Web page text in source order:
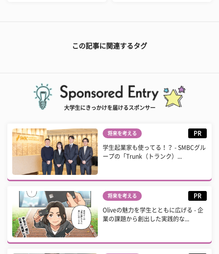
この記事に関連するタグ
大学生にきっかけを届けるスポンサー
将来を考える PR
学生起業家も使ってる！？ - SMBCグル
ープの「Trunk（トランク）...
将来を考える PR
Oliveの魅力を学生とともに広げる - 企
業の課題から創出した実践的な...